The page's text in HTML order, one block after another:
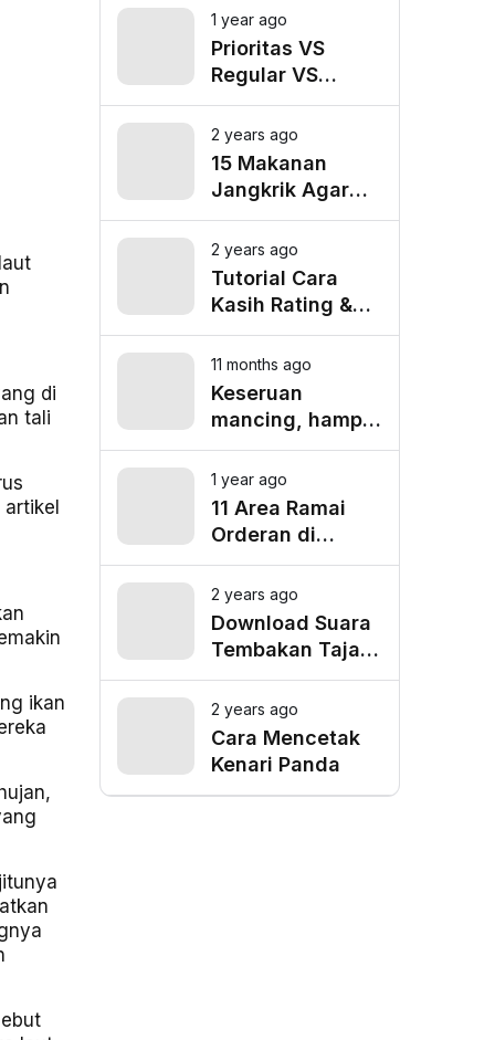
di
tali
artikel
ikan
Jantan Dan
Betina
1 year ago
Prioritas VS
Regular VS
Pooling
Lalamove, Mana
yang Paling
Cocok untuk
Kebutuhan
2 years ago
15 Makanan
Jangkrik Agar
Burung Kicau
Tampil Maksimal
2 years ago
Tutorial Cara
Kasih Rating &
Tip untuk Driver
Lalamove Ride
11 months ago
Keseruan
mancing, hampir
tenggelam gara-
gara belut besar
1 year ago
11 Area Ramai
Orderan di
Depok, Cek
Lokasi Favorit
untuk Mangkal
Driver Online
2 years ago
Download Suara
Tembakan Tajam
Burung Siri Siri
Gacor Mp3
2 years ago
Cara Mencetak
Kenari Panda